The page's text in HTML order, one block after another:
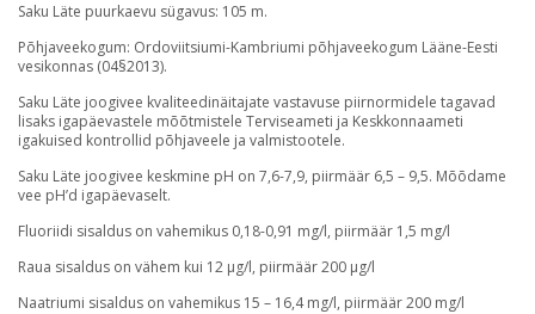
Saku Läte puurkaevu sügavus: 105 m.
Põhjaveekogum: Ordoviitsiumi-Kambriumi põhjaveekogum Lääne-Eesti
vesikonnas (04§2013).
Saku Läte joogivee kvaliteedinäitajate vastavuse piirnormidele tagavad
lisaks igapäevastele mõõtmistele Terviseameti ja Keskkonnaameti
igakuised kontrollid põhjaveele ja valmistootele.
Saku Läte joogivee keskmine pH on 7,6-7,9, piirmäär 6,5 – 9,5. Mõõdame
vee pH’d igapäevaselt.
Fluoriidi sisaldus on vahemikus 0,18-0,91 mg/l, piirmäär 1,5 mg/l
Raua sisaldus on vähem kui 12 µg/l, piirmäär 200 µg/l
Naatriumi sisaldus on vahemikus 15 – 16,4 mg/l, piirmäär 200 mg/l